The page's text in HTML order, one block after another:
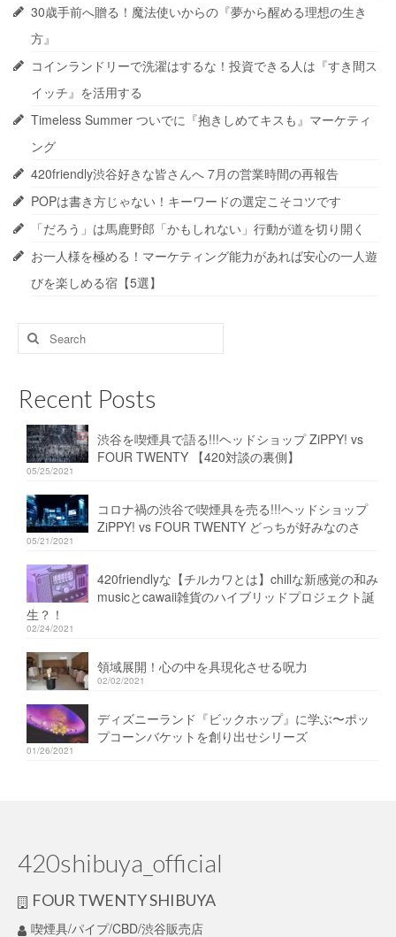
30歳手前へ贈る！魔法使いからの『夢から醒める理想の生き
方』
コインランドリーで洗濯はするな！投資できる人は『すき間ス
イッチ』を活用する
Timeless Summer ついでに『抱きしめてキスも』マーケティ
ング
420friendly渋谷好きな皆さんへ 7月の営業時間の再報告
POPは書き方じゃない！キーワードの選定こそコツです
「だろう」は馬鹿野郎「かもしれない」行動が道を切り開く
お一人様を極める！マーケティング能力があれば安心の一人遊
びを楽しめる宿【5選】
Search
for:
Recent Posts
渋谷を喫煙具で語る!!!ヘッドショップ ZiPPY! vs
FOUR TWENTY 【420対談の裏側】
05/25/2021
コロナ禍の渋谷で喫煙具を売る!!!ヘッドショップ
ZiPPY! vs FOUR TWENTY どっちが好みなのさ
05/21/2021
420friendlyな【チルカワとは】chillな新感覚の和み
musicとcawaii雑貨のハイブリッドプロジェクト誕
生？！
02/24/2021
領域展開！心の中を具現化させる呪力
02/02/2021
ディズニーランド『ビックホップ』に学ぶ〜ポッ
プコーンバケットを創り出せシリーズ
01/26/2021
420shibuya_official
FOUR TWENTY SHIBUYA
喫煙具/パイプ/CBD/渋谷販売店